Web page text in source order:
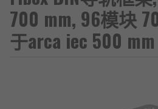
700 mm, 96模块
于arca iec 500 mm